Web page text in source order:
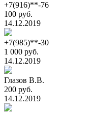
+7(916)**-76
100 руб.
14.12.2019
+7(985)**-30
1 000 руб.
14.12.2019
Глазов В.В.
200 руб.
14.12.2019